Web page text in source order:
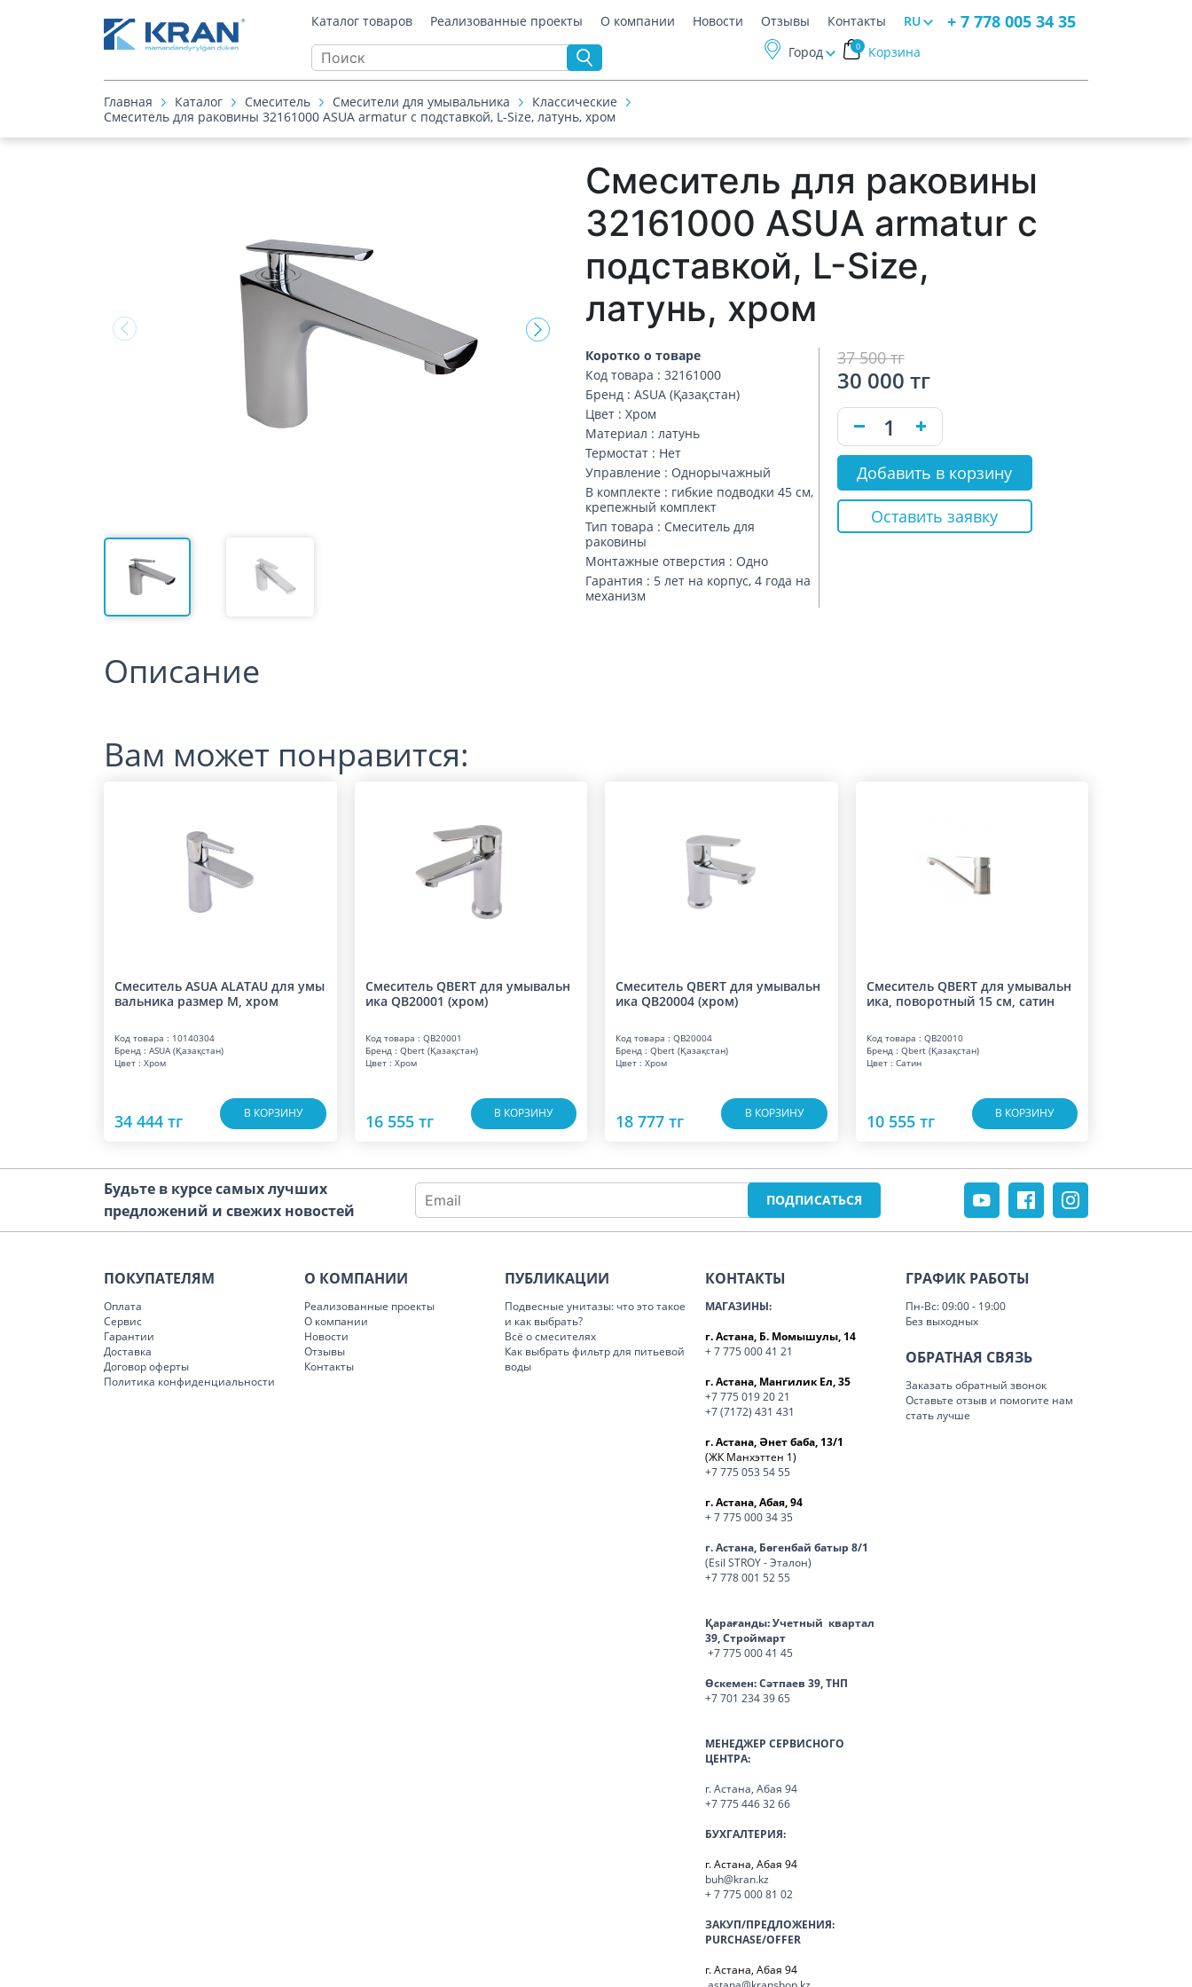
Каталог товаров Реализованные проекты О компании Новости Отзывы Контакты
RU
Город
Корзина
0
+ 7 778 005 34 35
Главная Каталог Смеситель Смесители для умывальника
Классические
Смеситель для раковины 32161000 ASUA armatur с подставкой, L-Size, латунь, хром
Смеситель для раковины
32161000 ASUA armatur с
подставкой, L-Size,
латунь, хром
Коротко о товаре
Код товара : 32161000
Бренд : ASUA (Қазақстан)
Цвет : Хром
Материал : латунь
Термостат : Нет
Управление : Однорычажный
В комплекте : гибкие подводки 45 см,
крепежный комплект
Тип товара : Смеситель для
раковины
Монтажные отверстия : Одно
Гарантия : 5 лет на корпус, 4 года на
механизм
37 500 тг
30 000 тг
Добавить в корзину
Оставить заявку
Описание
Вам может понравится:
Смеситель ASUA ALATAU для умы
вальника размер M, хром
Код товара : 10140304
Бренд : ASUA (Қазақстан)
Цвет : Хром
34 444 тг В КОРЗИНУ
Смеситель QBERT для умывальн
ика QB20001 (хром)
Код товара : QB20001
Бренд : Qbert (Қазақстан)
Цвет : Хром
16 555 тг В КОРЗИНУ
Смеситель QBERT для умывальн
ика QB20004 (хром)
Код товара : QB20004
Бренд : Qbert (Қазақстан)
Цвет : Хром
18 777 тг В КОРЗИНУ
Смеситель QBERT для умывальн
ика, поворотный 15 см, сатин
Код товара : QB20010
Бренд : Qbert (Қазақстан)
Цвет : Сатин
10 555 тг В КОРЗИНУ
Будьте в курсе самых лучших
предложений и свежих новостей
ПОКУПАТЕЛЯМ
Оплата
Сервис
Гарантии
Доставка
Договор оферты
Политика конфиденциальности
О КОМПАНИИ
Реализованные проекты
О компании
Новости
Отзывы
Контакты
ПУБЛИКАЦИИ
Подвесные унитазы: что это такое
и как выбрать?
Всё о смесителях
Как выбрать фильтр для питьевой
воды
КОНТАКТЫ
МАГАЗИНЫ:
г. Астана, Б. Момышулы, 14
+ 7 775 000 41 21
г. Астана, Мангилик Ел, 35
+7 775 019 20 21
+7 (7172) 431 431
г. Астана, Әнет баба, 13/1
(ЖК Манхэттен 1)
+7 775 053 54 55
г. Астана, Абая, 94
+ 7 775 000 34 35
г. Астана, Бөгенбай батыр 8/1
(Esil STROY - Эталон)
+7 778 001 52 55
Қарағанды:Учетный квартал
39, Строймарт
+7 775 000 41 45
Өскемен:Сәтпаев 39, ТНП
+7 701 234 39 65
МЕНЕДЖЕР СЕРВИСНОГО
ЦЕНТРА:
г. Астана, Абая 94
+7 775 446 32 66
БУХГАЛТЕРИЯ:
г. Астана, Абая 94
buh@kran.kz
+ 7 775 000 81 02
ЗАКУП/ПРЕДЛОЖЕНИЯ:
PURCHASE/OFFER
г. Астана, Абая 94
ГРАФИК РАБОТЫ
Пн-Вс: 09:00 - 19:00
Без выходных
ОБРАТНАЯ СВЯЗЬ
Заказать обратный звонок
Оставьте отзыв и помогите нам
стать лучше